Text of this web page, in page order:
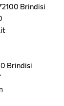
Brindisi
Brindisi